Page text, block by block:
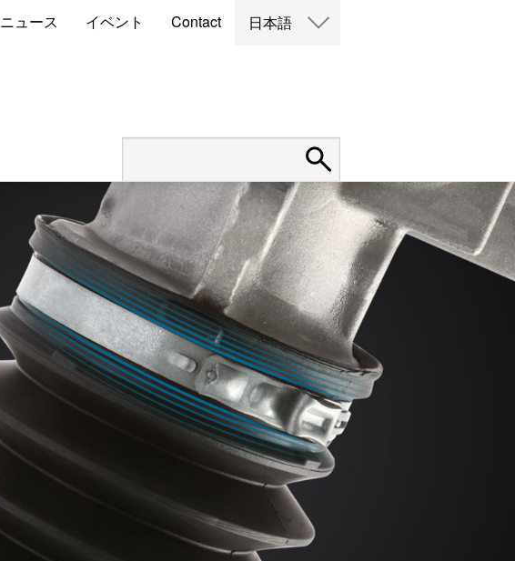
ニュース イベント Contact 日本語